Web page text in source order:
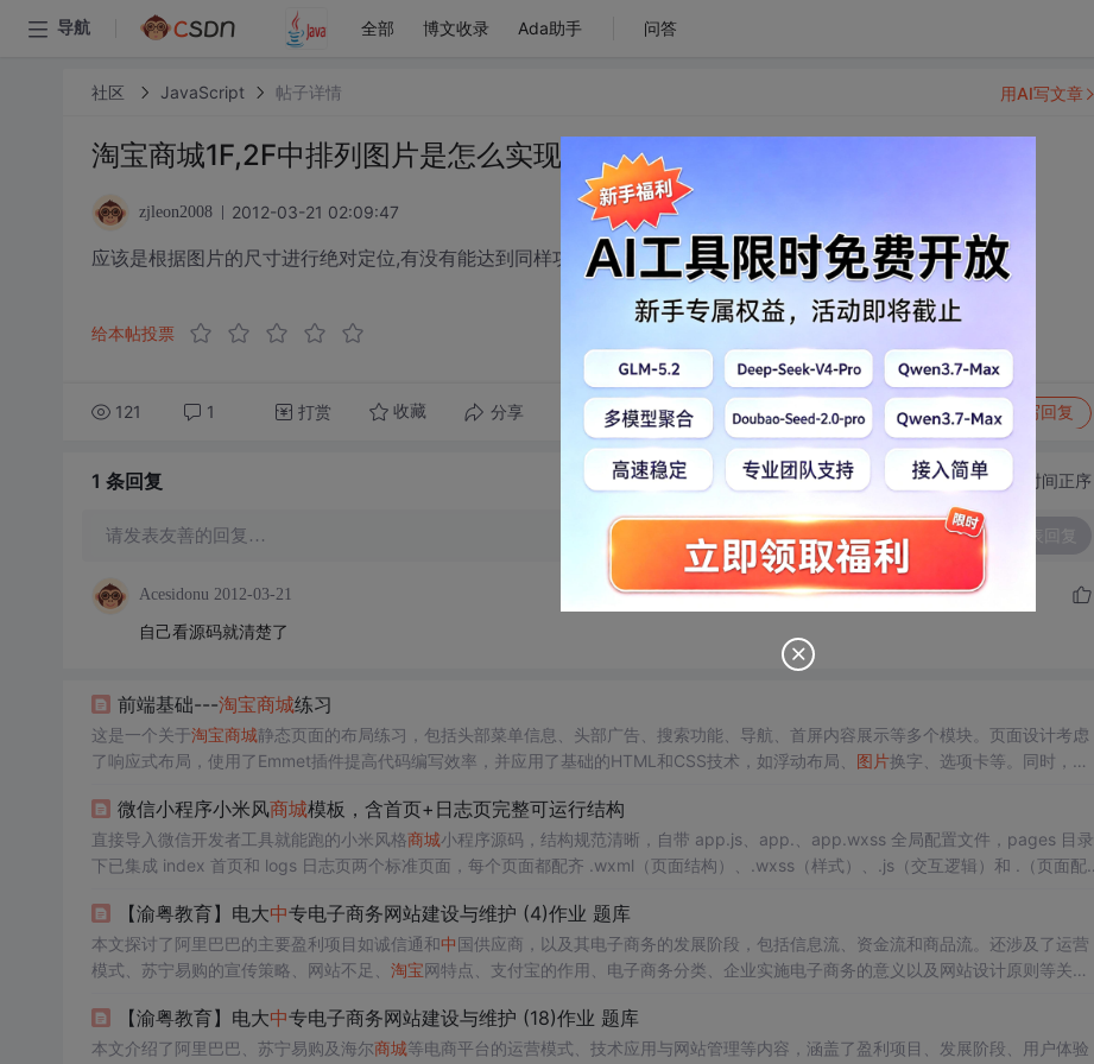
导航 全部 博文收录 Ada助手 问答
社区 JavaScript 帖子详情
淘宝商城1F,2F中排列图片是怎么实现的?
zjleon2008 2012-03-21 02:09:47
应该是根据图片的尺寸进行绝对定位,有没有能达到同样功能的组件?
给本帖投票
121 1 打赏 收藏 分享 转发到动态 举报 写回复
用AI写文章
1 条回复 切换为时间正序
请发表友善的回复…
Acesidonu 2012-03-21
自己看源码就清楚了
前端基础---淘宝商城练习
这是一个关于淘宝商城静态页面的布局练习，包括头部菜单信息、头部广告、搜索功能、导航、首屏内容展示等多个模块。页面设计考虑
了响应式布局，使用了Emmet插件提高代码编写效率，并应用了基础的HTML和CSS技术，如浮动布局、 图片换字、选项卡等。同时，页
微信小程序小米风商城模板，含首页+日志页完整可运行结构
直接导入微信开发者工具就能跑的小米风格商城小程序源码，结构规范清晰，自带 app.js、app.、app.wxss 全局配置文件，pages 目录
下已集成 index 首页和 logs 日志页两个标准页面，每个页面都配齐 .wxml（页面结构）、.wxss（样式）、.js（交互逻辑）和 .（页面配
包进项目，适配典型商品入口与信息流布局。所有代码遵循微信小
【渝粤教育】电大中专电子商务网站建设与维护 (4)作业 题库
本文探讨了阿里巴巴的主要盈利项目如诚信通和中国供应商，以及其电子商务的发展阶段，包括信息流、资金流和商品流。还涉及了运营
模式、苏宁易购的宣传策略、网站不足、 淘宝网特点、支付宝的作用、电子商务分类、企业实施电子商务的意义以及网站设计原则等关键
【渝粤教育】电大中专电子商务网站建设与维护 (18)作业 题库
本文介绍了阿里巴巴、苏宁易购及海尔商城等电商平台的运营模式、技术应用与网站管理等内容，涵盖了盈利项目、发展阶段、用户体验